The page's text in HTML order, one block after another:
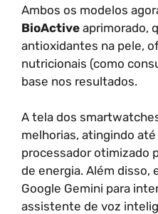
Ambos os modelos
BioActive aprimorado,
antioxidantes na pele,
nutricionais (como
base nos resultados.
A tela dos
melhorias, atingindo
processador otimizado
de energia. Além disso,
Google Gemini para
assistente de voz